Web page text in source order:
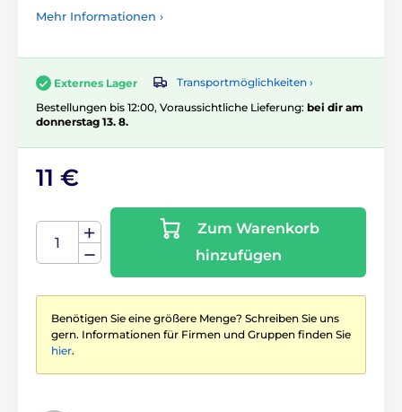
Mehr Informationen ›
Externes Lager
Transportmöglichkeiten ›
Bestellungen bis 12:00, Voraussichtliche Lieferung: bei dir am
donnerstag 13. 8.
11 €
Zum Warenkorb
hinzufügen
Benötigen Sie eine größere Menge? Schreiben Sie uns
gern. Informationen für Firmen und Gruppen finden Sie
hier.